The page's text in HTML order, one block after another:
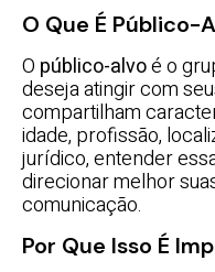
O Que É Público-
O público-alvoé o
deseja atingir com
compartilham
idade, profissão,
jurídico, entender
direcionar melhor
comunicação.
Por Que Isso É